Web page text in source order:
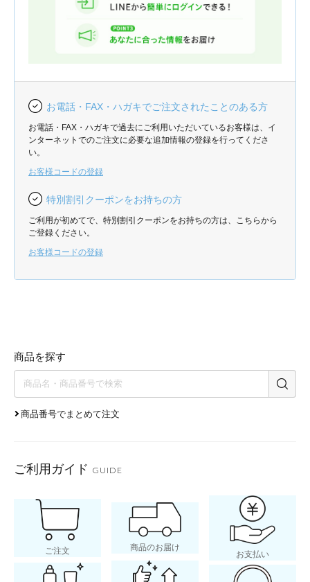
お電話・FAX・ハガキでご注文されたことのある方
お電話・FAX・ハガキで過去にご利用いただいているお客様は、イ
ンターネットでのご注文に必要な追加情報の登録を行ってくださ
い。
お客様コードの登録
特別割引クーポンをお持ちの方
ご利用が初めてで、特別割引クーポンをお持ちの方は、こちらから
ご登録ください。
お客様コードの登録
商品を探す
商品番号でまとめて注文
ご利用ガイド GUIDE
ご注文 商品のお届け
お支払い